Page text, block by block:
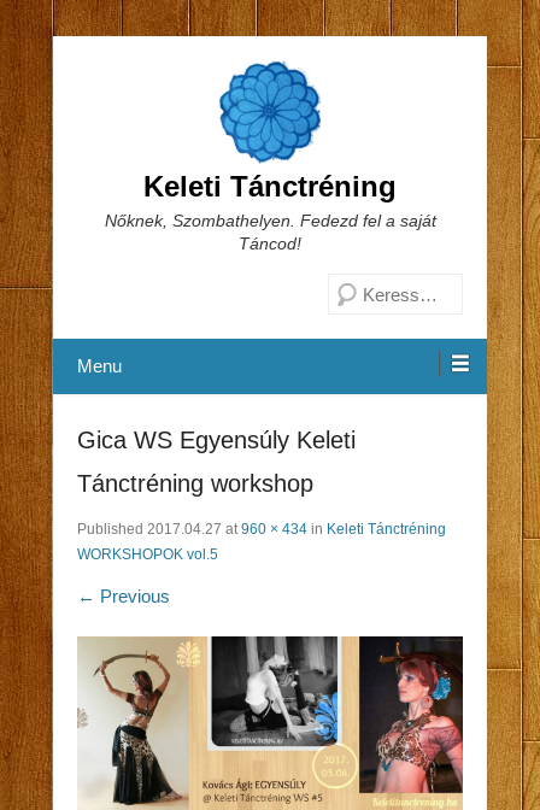
Keleti Tánctréning
Nőknek, Szombathelyen. Fedezd fel a saját
Táncod!
Menu
Gica WS Egyensúly Keleti
Tánctréning workshop
Published 2017.04.27 at960 × 434 in Keleti Tánctréning
WORKSHOPOK vol.5
← Previous